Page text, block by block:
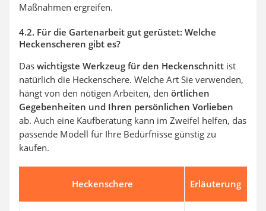
Maßnahmen ergreifen.
4.2. Für die Gartenarbeit gut gerüstet: Welche
Heckenscheren gibt es?
Das wichtigste Werkzeug für den Heckenschnitt ist
natürlich die Heckenschere. Welche Art Sie verwenden,
hängt von den nötigen Arbeiten, den örtlichen
Gegebenheiten und Ihren persönlichen Vorlieben
ab. Auch eine Kaufberatung kann im Zweifel helfen, das
passende Modell für Ihre Bedürfnisse günstig zu
kaufen.
Heckenschere Erläuterung